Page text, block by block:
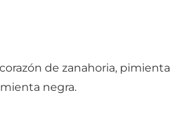
de zanahoria, pimienta
negra.